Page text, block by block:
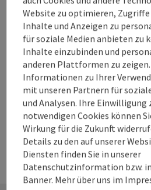
Location
Ob Sport- und Landschulwoche,
Radlergruppen, Wanderer oder
willkommen.
Website zu optimieren, Zugriffe
Inhalte und Anzeigen zu
für soziale Medien anbieten zu
Inhalte einzubinden und
anderen Plattformen zu
Informationen zu Ihrer
mit unseren Partnern für
und Analysen. Ihre Einwilligung
notwendigen Cookies können
Wirkung für die Zukunft
Details zu den auf unserer
Diensten finden Sie in unserer
Datenschutzinformation bzw.
Banner. Mehr über uns im